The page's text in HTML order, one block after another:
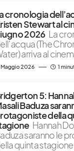
cronologia
Stewart al
2026 La
(The
arriva al
Maggio 2026 1
5:
Baduza
della
Hannah
saranno le
quinta